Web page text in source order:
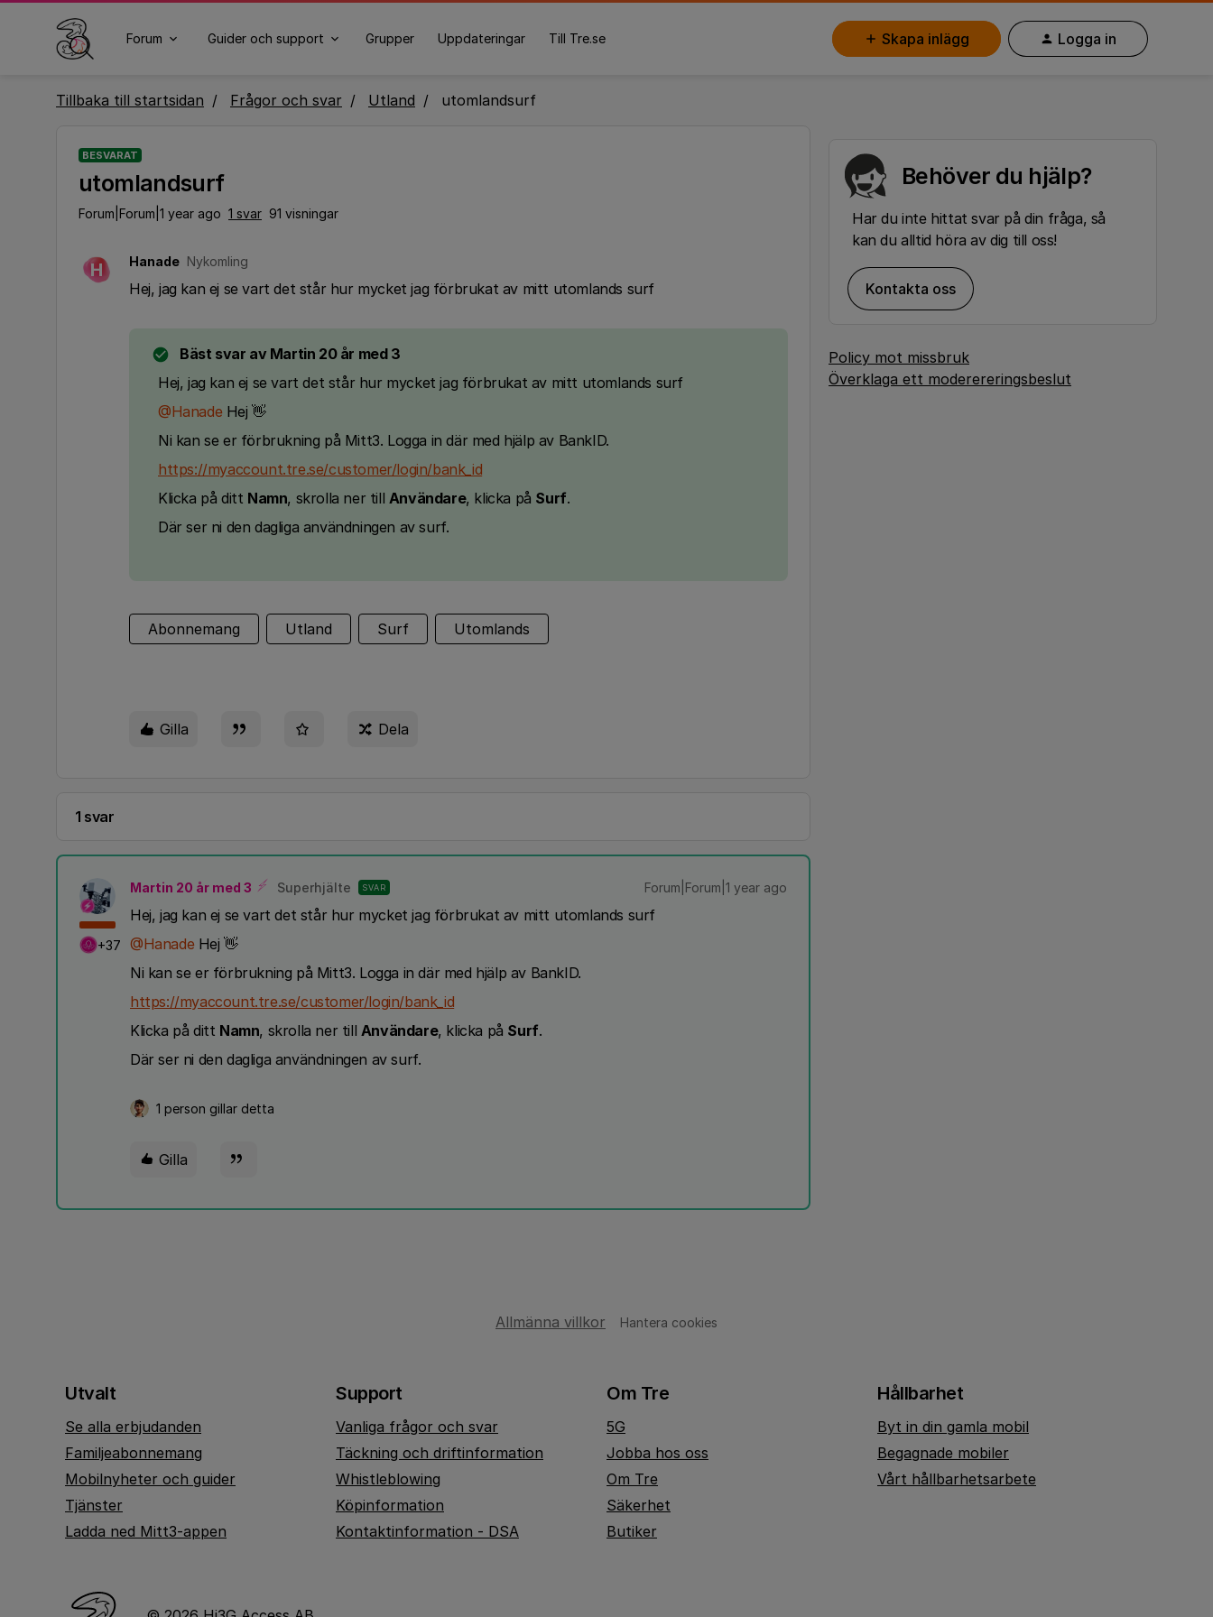
Forum Guider och support Grupper Uppdateringar Till Tre.se Skapa inlägg Logga in
Tillbaka till startsidan Frågor och svar Utland utomlandsurf
BESVARAT
utomlandsurf
Forum|Forum|1 year ago 1 svar 91 visningar
H Hanade Nykomling
Hej, jag kan ej se vart det står hur mycket jag förbrukat av mitt utomlands surf
Bäst svar av Martin 20 år med 3
Hej, jag kan ej se vart det står hur mycket jag förbrukat av mitt utomlands surf
@Hanade Hej 👋
Ni kan se er förbrukning på Mitt3. Logga in där med hjälp av BankID.
https://myaccount.tre.se/customer/login/bank_id
Klicka på ditt Namn, skrolla ner till Användare, klicka på Surf.
Där ser ni den dagliga användningen av surf.
Abonnemang Utland Surf Utomlands
Gilla Dela
1 svar
+37
Martin 20 år med 3 Superhjälte SVAR Forum|Forum|1 year ago
Hej, jag kan ej se vart det står hur mycket jag förbrukat av mitt utomlands surf
@Hanade Hej 👋
Ni kan se er förbrukning på Mitt3. Logga in där med hjälp av BankID.
https://myaccount.tre.se/customer/login/bank_id
Klicka på ditt Namn, skrolla ner till Användare, klicka på Surf.
Där ser ni den dagliga användningen av surf.
1 person gillar detta
Gilla
Behöver du hjälp?
Har du inte hittat svar på din fråga, så
kan du alltid höra av dig till oss!
Kontakta oss
Policy mot missbruk
Överklaga ett moderereringsbeslut
Allmänna villkor Hantera cookies
Utvalt
Se alla erbjudanden
Familjeabonnemang
Mobilnyheter och guider
Tjänster
Ladda ned Mitt3-appen
Support
Vanliga frågor och svar
Täckning och driftinformation
Whistleblowing
Köpinformation
Kontaktinformation - DSA
Om Tre
5G
Jobba hos oss
Om Tre
Säkerhet
Butiker
Hållbarhet
Byt in din gamla mobil
Begagnade mobiler
Vårt hållbarhetsarbete